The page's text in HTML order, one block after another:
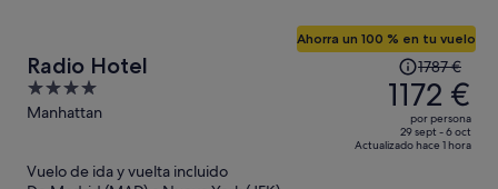
Radio Hotel
4
out
Manhattan
Ahorra un 100 % en tu vuelo
El
precio
era
de
1787 €,
1787 €
1172 €
por persona
29 sept - 6 oct
Actualizado hace 1 hora
Vuelo de ida y vuelta incluido